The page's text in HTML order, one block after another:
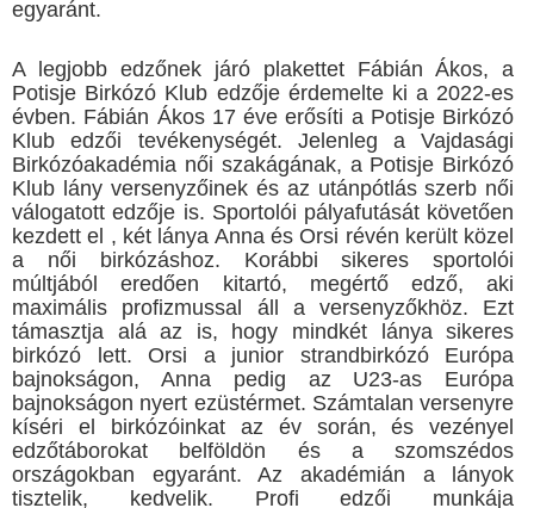
egyaránt.
A legjobb edzőnek járó plakettet Fábián Ákos, a
Potisje Birkózó Klub edzője érdemelte ki a 2022-es
évben. Fábián Ákos 17 éve erősíti a Potisje Birkózó
Klub edzői tevékenységét. Jelenleg a Vajdasági
Birkózóakadémia női szakágának, a Potisje Birkózó
Klub lány versenyzőinek és az utánpótlás szerb női
válogatott edzője is. Sportolói pályafutását követően
kezdett el , két lánya Anna és Orsi révén került közel
a női birkózáshoz. Korábbi sikeres sportolói
múltjából eredően kitartó, megértő edző, aki
maximális profizmussal áll a versenyzőkhöz. Ezt
támasztja alá az is, hogy mindkét lánya sikeres
birkózó lett. Orsi a junior strandbirkózó Európa
bajnokságon, Anna pedig az U23-as Európa
bajnokságon nyert ezüstérmet. Számtalan versenyre
kíséri el birkózóinkat az év során, és vezényel
edzőtáborokat belföldön és a szomszédos
országokban egyaránt. Az akadémián a lányok
tisztelik, kedvelik. Profi edzői munkája